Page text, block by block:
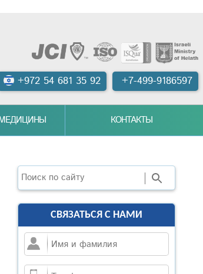
+7-499-9186597
+972 54 681 35 92
КОНТАКТЫ
Поиск
СВЯЗАТЬСЯ С НАМИ